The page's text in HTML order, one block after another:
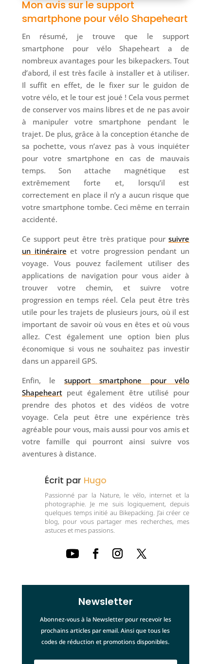
Mon avis sur le support
smartphone pour vélo Shapeheart
En résumé, je trouve que le support
smartphone pour vélo Shapeheart a de
nombreux avantages pour les bikepackers. Tout
d’abord, il est très facile à installer et à utiliser.
Il suffit en effet, de le fixer sur le guidon de
votre vélo, et le tour est joué ! Cela vous permet
de conserver vos mains libres et de ne pas avoir
à manipuler votre smartphone pendant le
trajet. De plus, grâce à la conception étanche de
sa pochette, vous n’avez pas à vous inquiéter
pour votre smartphone en cas de mauvais
temps. Son attache magnétique est
extrêmement forte et, lorsqu’il est
correctement en place il n’y a aucun risque que
votre smartphone tombe. Ceci même en terrain
accidenté.
Ce support peut être très pratique poursuivre
un itinéraire et votre progression pendant un
voyage. Vous pouvez facilement utiliser des
applications de navigation pour vous aider à
trouver votre chemin, et suivre votre
progression en temps réel. Cela peut être très
utile pour les trajets de plusieurs jours, où il est
important de savoir où vous en êtes et où vous
allez. C’est également une option bien plus
économique si vous ne souhaitez pas investir
dans un appareil GPS.
Enfin, le support smartphone pour vélo
Shapeheartpeut également être utilisé pour
prendre des photos et des vidéos de votre
voyage. Cela peut être une expérience très
agréable pour vous, mais aussi pour vos amis et
votre famille qui pourront ainsi suivre vos
aventures à distance.
Écrit par Hugo
Passionné par la Nature, le vélo, internet et la
photographie. Je me suis logiquement, depuis
quelques temps initié au Bikepacking. J’ai créer ce
blog, pour vous partager mes recherches, mes
astuces et mes passions.
Newsletter
Abonnez-vous à la Newsletter pour recevoir les
prochains articles par email. Ainsi que tous les
codes de réduction et promotions disponibles.